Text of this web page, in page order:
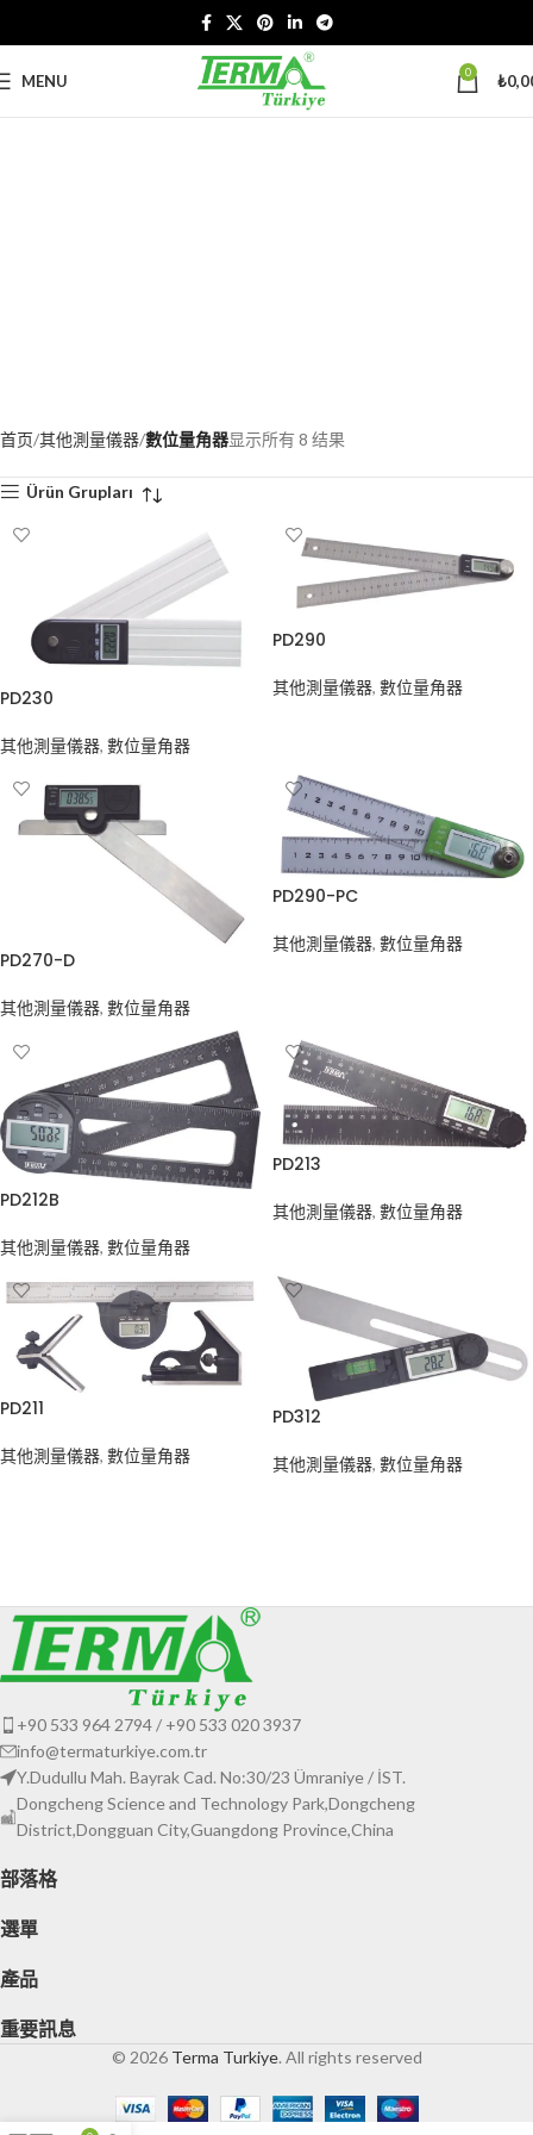
MENU 0 ₺
首页 其他測量儀器 數位量角器显示所有 8 结果
Ürün Grupları
PD230
其他測量儀器, 數位量角器
PD290
其他測量儀器, 數位量角器
PD270-D
其他測量儀器, 數位量角器
PD290-PC
其他測量儀器, 數位量角器
PD212B
其他測量儀器, 數位量角器
PD213
其他測量儀器, 數位量角器
PD211
其他測量儀器, 數位量角器
PD312
其他測量儀器, 數位量角器
+90 533 964 2794 / +90 533 020 3937
info@termaturkiye.com.tr
Y.Dudullu Mah. Bayrak Cad. No:30/23 Ümraniye / İST.
Dongcheng Science and Technology Park,Dongcheng
District,Dongguan City,Guangdong Province,China
部落格
選單
產品
重要訊息
© 2026 Terma Turkiye. All rights reserved